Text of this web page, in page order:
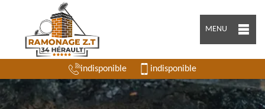
MENU
indisponible indisponible